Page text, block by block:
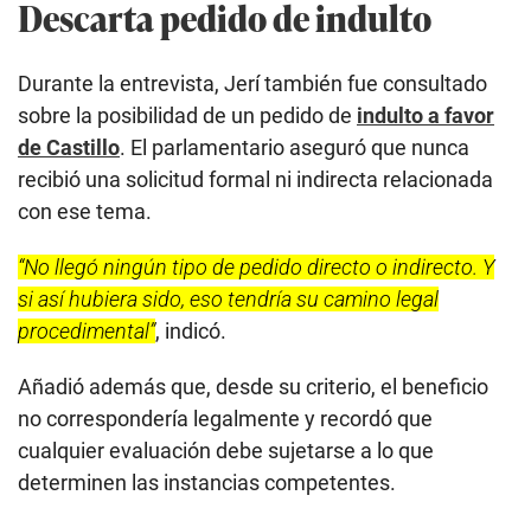
Descarta pedido de indulto
Durante la entrevista, Jerí también fue consultado
sobre la posibilidad de un pedido de indulto a favor
de Castillo. El parlamentario aseguró que nunca
recibió una solicitud formal ni indirecta relacionada
con ese tema.
“No llegó ningún tipo de pedido directo o indirecto. Y
si así hubiera sido, eso tendría su camino legal
procedimental”, indicó.
Añadió además que, desde su criterio, el beneficio
no correspondería legalmente y recordó que
cualquier evaluación debe sujetarse a lo que
determinen las instancias competentes.